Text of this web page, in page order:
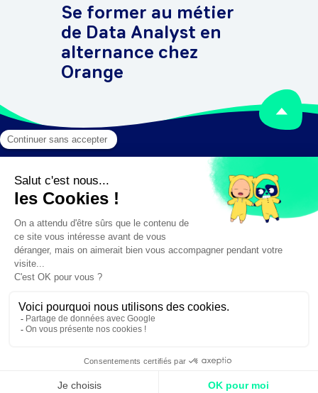
Se former au métier
de Data Analyst en
alternance chez
Orange
Mentions légales